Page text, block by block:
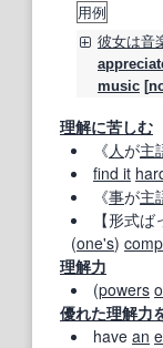
用例
彼女は音
music [
理解に苦しむ
《 人が主
find it
《事が主
【形式ば
(one's)
理解力
(powers
優れた理解力
have an